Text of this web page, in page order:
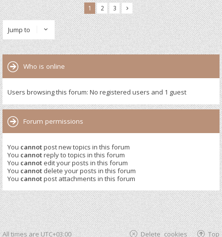
1 2 3
Jump to
Who is online
Users browsing this forum: No registered users and 1 guest
Forum permissions
You cannotpost new topics in this forum
You cannotreply to topics in this forum
You cannot edit your posts in this forum
You cannot delete your posts in this forum
You cannotpost attachments in this forum
All times areUTC+03:00 Top
Delete cookies